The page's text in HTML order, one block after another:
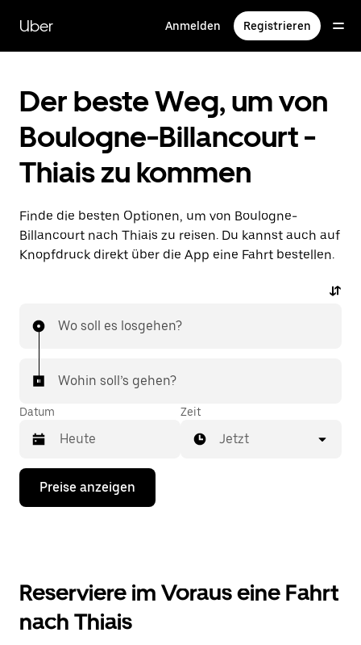
zum
Hauptinhalt
Uber Anmelden Registrieren
Der beste Weg, um von
Boulogne-Billancourt -
Thiais zu kommen
Finde die besten Optionen, um von Boulogne-
Billancourt nach Thiais zu reisen. Du kannst auch auf
Knopfdruck direkt über die App eine Fahrt bestellen.
Wo soll es losgehen?
Wohin soll’s gehen?
Datum
Drücke
Nach-
Kalender
interagieren
Zeit
Jetzt
Preise anzeigen
Reserviere im Voraus eine Fahrt
nach Thiais